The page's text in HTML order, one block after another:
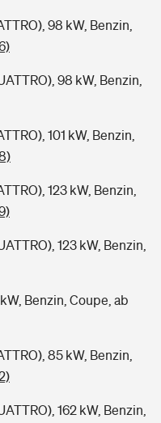
98 kW, Benzin,
98 kW, Benzin,
101 kW, Benzin,
123 kW, Benzin,
123 kW, Benzin,
Benzin, Coupe, ab
85 kW, Benzin,
162 kW, Benzin,